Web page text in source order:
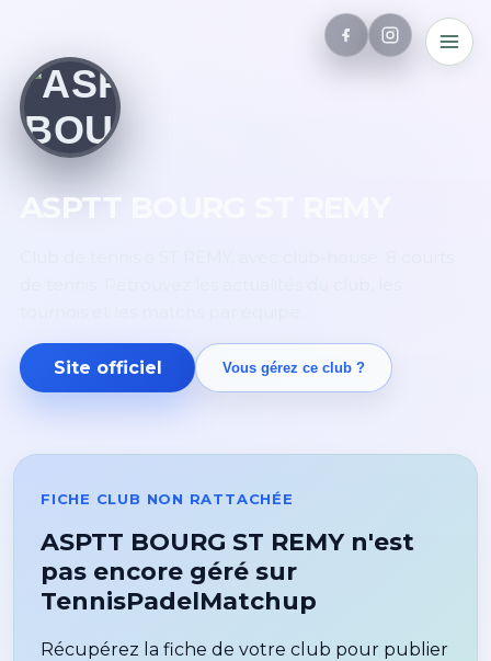
ASPTT BOURG ST REMY
Site officiel Vous gérez ce club ?
FICHE CLUB NON RATTACHÉE
ASPTT BOURG ST REMY n'est
pas encore géré sur
TennisPadelMatchup
Récupérez la fiche de votre club pour publier